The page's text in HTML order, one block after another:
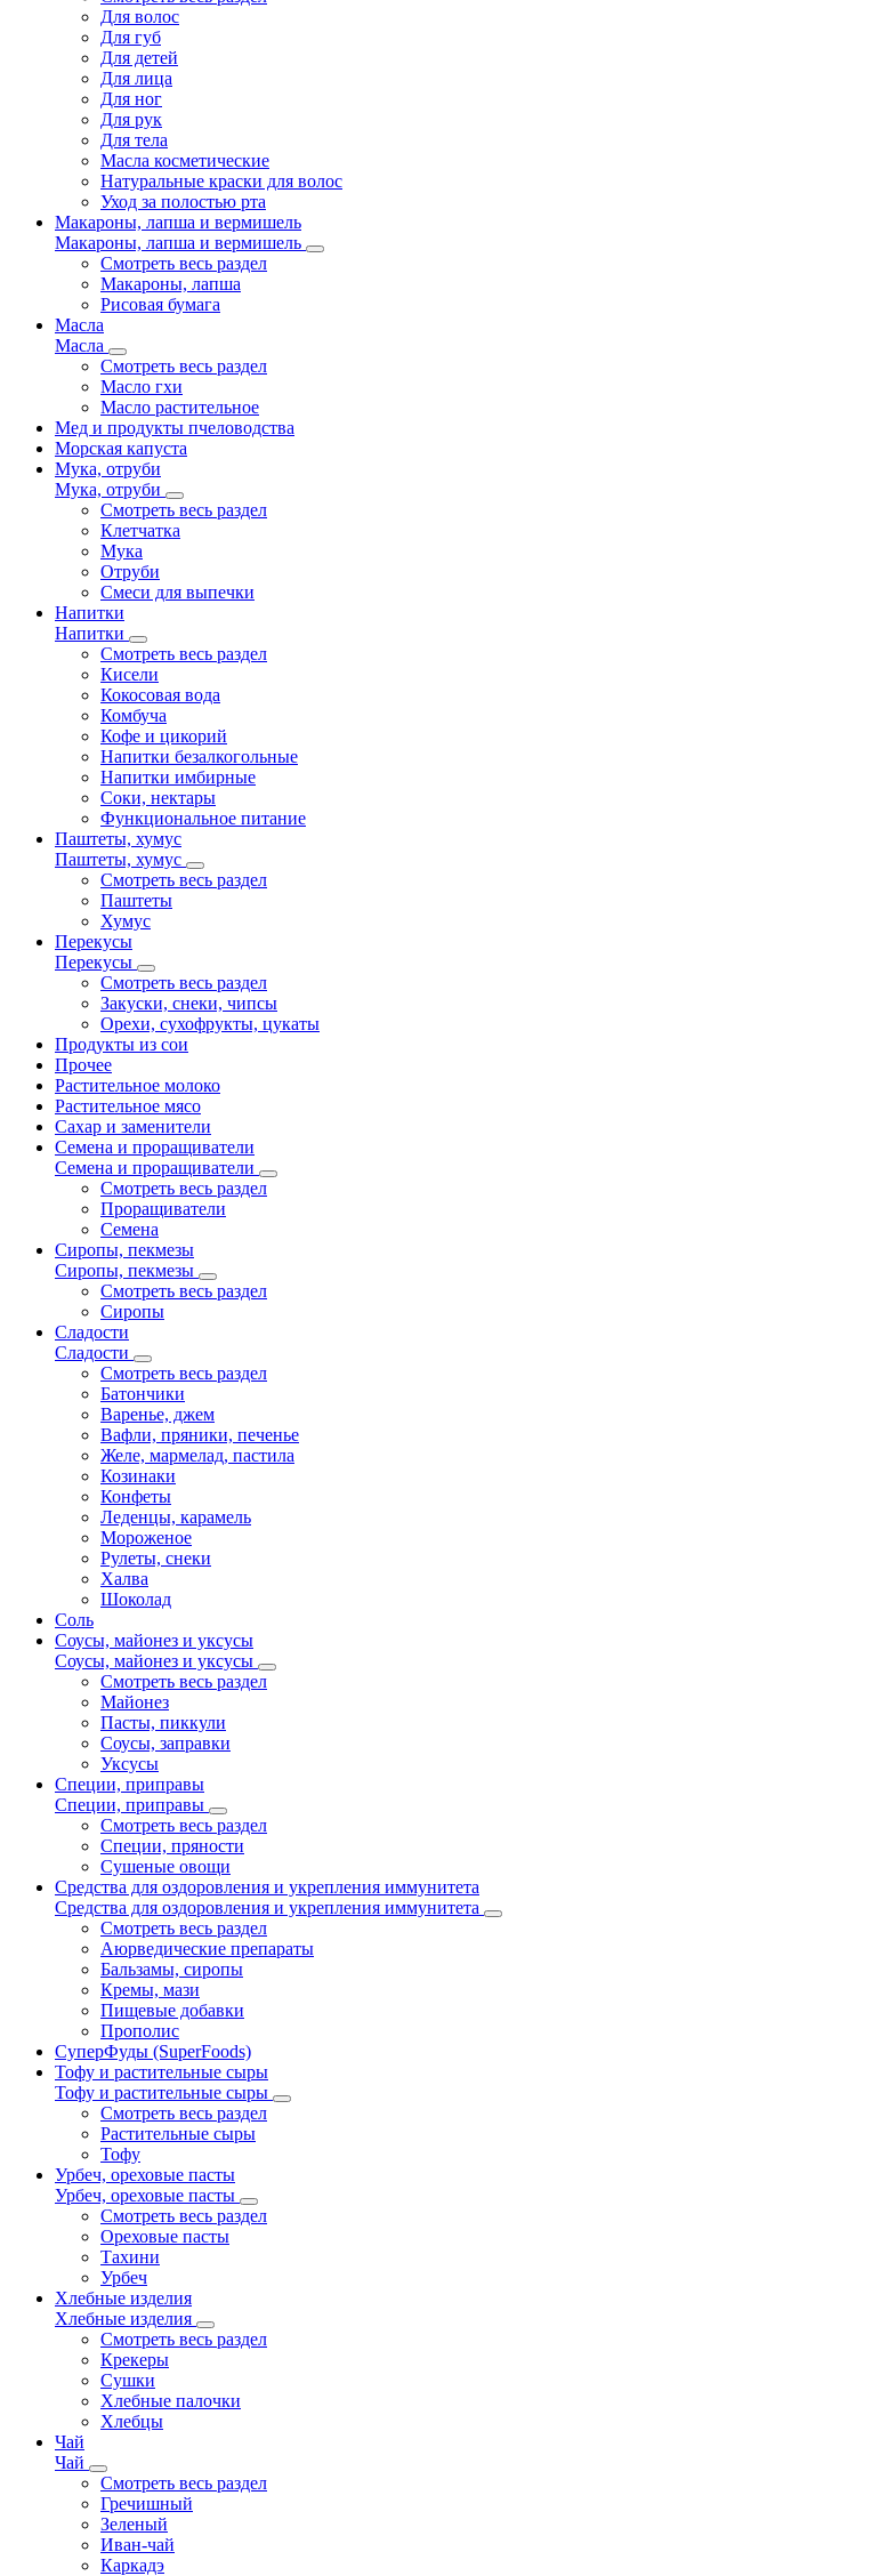
Для волос
Для губ
Для детей
Для лица
Для ног
Для рук
Для тела
Масла косметические
Натуральные краски для волос
Уход за полостью рта
Макароны, лапша и вермишель
Макароны, лапша и вермишель
Смотреть весь раздел
Макароны, лапша
Рисовая бумага
Масла
Масла
Смотреть весь раздел
Масло гхи
Масло растительное
Мед и продукты пчеловодства
Морская капуста
Мука, отруби
Мука, отруби
Смотреть весь раздел
Клетчатка
Мука
Отруби
Смеси для выпечки
Напитки
Напитки
Смотреть весь раздел
Кисели
Кокосовая вода
Комбуча
Кофе и цикорий
Напитки безалкогольные
Напитки имбирные
Соки, нектары
Функциональное питание
Паштеты, хумус
Паштеты, хумус
Смотреть весь раздел
Паштеты
Хумус
Перекусы
Перекусы
Смотреть весь раздел
Закуски, снеки, чипсы
Орехи, сухофрукты, цукаты
Продукты из сои
Прочее
Растительное молоко
Растительное мясо
Сахар и заменители
Семена и проращиватели
Семена и проращиватели
Смотреть весь раздел
Проращиватели
Семена
Сиропы, пекмезы
Сиропы, пекмезы
Смотреть весь раздел
Сиропы
Сладости
Сладости
Смотреть весь раздел
Батончики
Варенье, джем
Вафли, пряники, печенье
Желе, мармелад, пастила
Козинаки
Конфеты
Леденцы, карамель
Мороженое
Рулеты, снеки
Халва
Шоколад
Соль
Соусы, майонез и уксусы
Соусы, майонез и уксусы
Смотреть весь раздел
Майонез
Пасты, пиккули
Соусы, заправки
Уксусы
Специи, приправы
Специи, приправы
Смотреть весь раздел
Специи, пряности
Сушеные овощи
Средства для оздоровления и укрепления иммунитета
Средства для оздоровления и укрепления иммунитета
Смотреть весь раздел
Аюрведические препараты
Бальзамы, сиропы
Кремы, мази
Пищевые добавки
Прополис
СуперФуды (SuperFoods)
Тофу и растительные сыры
Тофу и растительные сыры
Смотреть весь раздел
Растительные сыры
Тофу
Урбеч, ореховые пасты
Урбеч, ореховые пасты
Смотреть весь раздел
Ореховые пасты
Тахини
Урбеч
Хлебные изделия
Хлебные изделия
Смотреть весь раздел
Крекеры
Сушки
Хлебные палочки
Хлебцы
Чай
Чай
Смотреть весь раздел
Гречишный
Зеленый
Иван-чай
Каркадэ